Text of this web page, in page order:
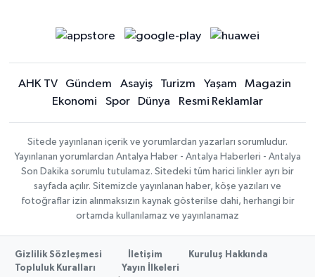
AHK TV Gündem Asayiş Turizm Yaşam
Magazin
Ekonomi
Spor Dünya Resmi Reklamlar
Sitede yayınlanan içerik ve yorumlardan yazarları sorumludur.
Yayınlanan yorumlardan Antalya Haber - Antalya Haberleri - Antalya
Son Dakika sorumlu tutulamaz. Sitedeki tüm harici linkler ayrı bir
sayfada açılır. Sitemizde yayınlanan haber, köşe yazıları ve
fotoğraflar izin alınmaksızın kaynak gösterilse dahi, herhangi bir
ortamda kullanılamaz ve yayınlanamaz
Gizlilik Sözleşmesi İletişim
Kuruluş Hakkında
Topluluk Kuralları
Yayın İlkeleri